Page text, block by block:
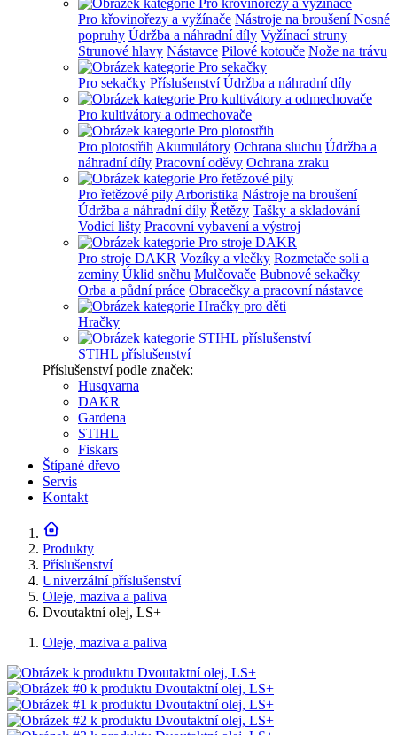
Pro křovinořezy a vyžínače Nástroje na broušeníNosné
popruhy Údržba a náhradní díly Vyžínací struny
Strunové hlavy Nástavce Pilové kotouče Nože na trávu
Pro sekačky Příslušenství Údržba a náhradní díly
Pro kultivátory a odmechovače
Pro plotostřih Akumulátory Ochrana sluchu Údržba a
náhradní díly Pracovní oděvy Ochrana zraku
Pro řetězové pily Arboristika Nástroje na broušení
Údržba a náhradní díly Řetězy Tašky a skladování
Vodicí lišty Pracovní vybavení a výstroj
Pro stroje DAKR Vozíky a vlečky Rozmetače soli a
zeminy Úklid sněhu Mulčovače Bubnové sekačky
Orba a půdní práce Obracečky a pracovní nástavce
Hračky
STIHL příslušenství
Příslušenství podle značek:
Husqvarna
DAKR
Gardena
STIHL
Fiskars
Štípané dřevo
Servis
Kontakt
Produkty
Příslušenství
Univerzální příslušenství
Oleje, maziva a paliva
Dvoutaktní olej, LS+
Oleje, maziva a paliva